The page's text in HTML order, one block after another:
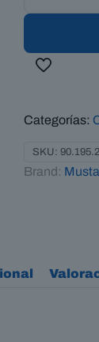
Cushion
A35
Purple
Categorías:
SKU:
Brand: